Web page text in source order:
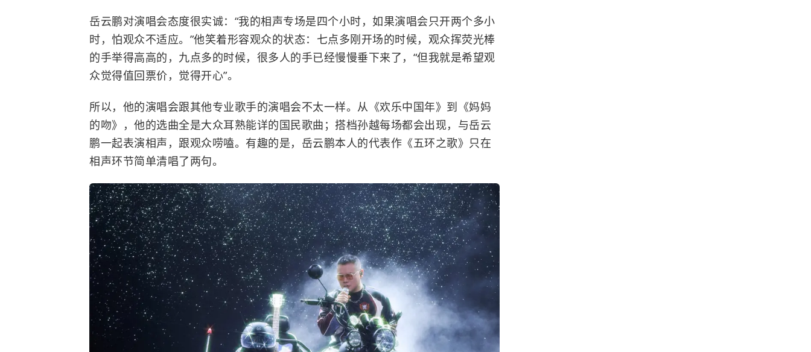
岳云鹏对演唱会态度很实诚：“我的相声专场是四个小时，如果演唱会只开两个多小
时，怕观众不适应。”他笑着形容观众的状态：七点多刚开场的时候，观众挥荧光棒
的手举得高高的，九点多的时候，很多人的手已经慢慢垂下来了，“但我就是希望观
众觉得值回票价，觉得开心”。
所以，他的演唱会跟其他专业歌手的演唱会不太一样。从《欢乐中国年》到《妈妈
的吻》，他的选曲全是大众耳熟能详的国民歌曲；搭档孙越每场都会出现，与岳云
鹏一起表演相声，跟观众唠嗑。有趣的是，岳云鹏本人的代表作《五环之歌》只在
相声环节简单清唱了两句。